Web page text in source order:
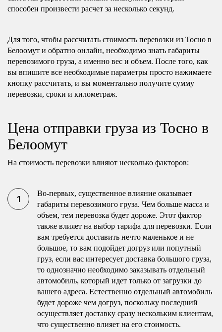
способен произвести расчет за несколько секунд.
Для того, чтобы рассчитать стоимость перевозки из Тосно в
Белоомут и обратно онлайн, необходимо знать габариты
перевозимого груза, а именно вес и объем. После того, как
вы впишите все необходимые параметры просто нажимаете
кнопку рассчитать, и вы моментально получите сумму
перевозки, сроки и километраж.
Цена отправки груза из Тосно в
Белоомут
На стоимость перевозки влияют несколько факторов:
Во-первых, существенное влияние оказывает
габариты перевозимого груза. Чем больше масса и
объем, тем перевозка будет дороже. Этот фактор
также влияет на выбор тарифа для перевозки. Если
вам требуется доставить нечто маленькое и не
большое, то вам подойдет догруз или попутный
груз, если вас интересует доставка большого груза,
то однозначно необходимо заказывать отдельный
автомобиль, который идет только от загрузки до
вашего адреса. Естественно отдельный автомобиль
будет дороже чем догруз, поскольку последний
осуществляет доставку сразу нескольким клиентам,
что существенно влияет на его стоимость.